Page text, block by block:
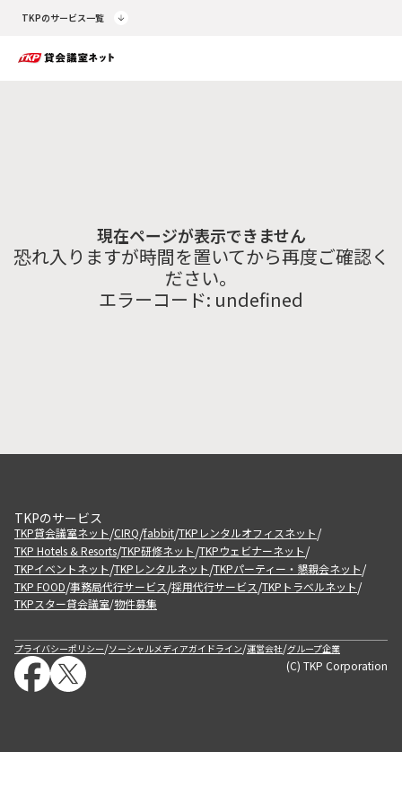
TKPのサービス一覧
現在ページが表示できません
恐れ入りますが時間を置いてから再度ご確認く
ださい。
エラーコード: undefined
TKPのサービス
TKP貸会議室ネット/CIRQ/fabbit/TKPレンタルオフィスネット/
TKP Hotels & Resorts/TKP研修ネット/TKPウェビナーネット/
TKPイベントネット/TKPレンタルネット/TKPパーティー・懇親会ネット/
TKP FOOD/事務局代行サービス/採用代行サービス/TKPトラベルネット/
TKPスター貸会議室/物件募集
プライバシーポリシー/ソーシャルメディアガイドライン/運営会社/グループ企業
(C) TKP Corporation